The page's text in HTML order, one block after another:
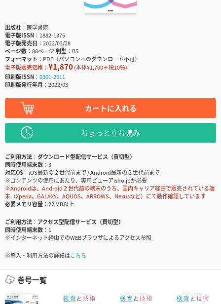
出版社
医学書院
電子版ISSN
1882-1375
電子版発売日
2022/03/28
ページ数
88ページ判型
B5
フォーマット
PDF（パソコンへのダウンロード不可）
電子版販売価格： ¥1,870(本体¥1,700＋税10％)
印刷版ISSN
0301-2611
印刷版発行年月
2022/03
カートに入れる
ちょっと立ち読み
ご利用方法
ダウンロード型配信サービス（買切型）
同時使用端末数
3
対応OS
iOS最新の２世代前まで / Android最新の２世代前まで
※コンテンツの使用にあたり、専用ビューアisho.jpが必要
※Androidは、Android２世代前の端末のうち、国内キャリア経由で販売されている端
末（Xperia、GALAXY、AQUOS、ARROWS、Nexusなど）にて動作確認しています
必要メモリ容量
22 MB以上
ご利用方法
アクセス型配信サービス（買切型）
同時使用端末数
1
※インターネット経由でのWEBブラウザによるアクセス参照
※導入・利用方法の詳細はこちら
巻号一覧